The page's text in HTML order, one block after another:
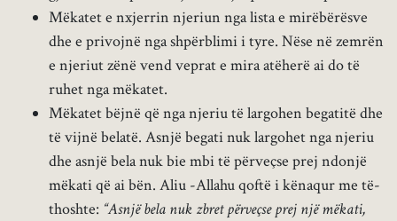
Mëkatet e nxjerrin njeriun nga lista e mirëbërësve
dhe e privojnë nga shpërblimi i tyre. Nëse në zemrën
e njeriut zënë vend veprat e mira atëherë ai do të
ruhet nga mëkatet.
Mëkatet bëjnë që nga njeriu të largohen begatitë dhe
të vijnë belatë. Asnjë begati nuk largohet nga njeriu
dhe asnjë bela nuk bie mbi të përveçse prej ndonjë
mëkati që ai bën. Aliu -Allahu qoftë i kënaqur me të-
thoshte: “Asnjë bela nuk zbret përveçse prej një mëkati,